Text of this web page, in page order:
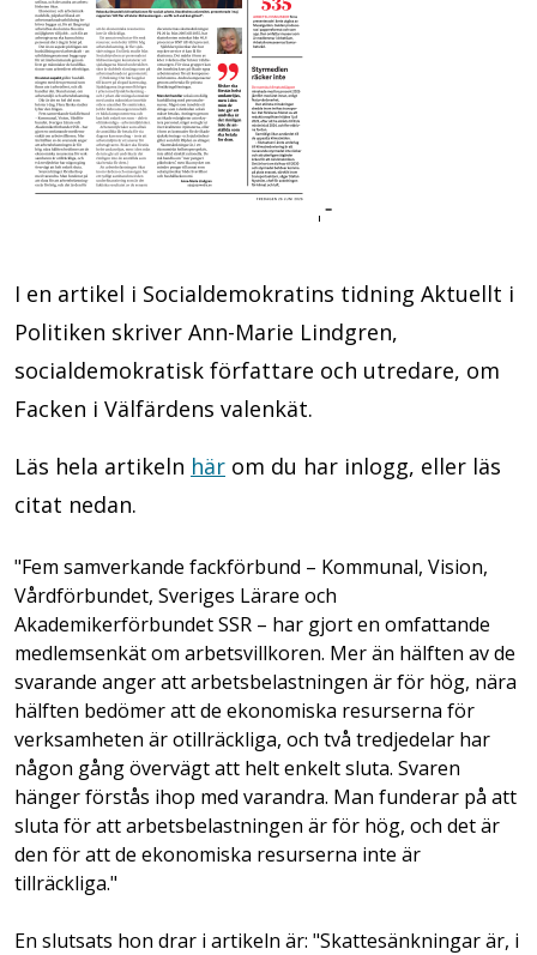
I en artikel i Socialdemokratins tidning Aktuellt i
Politiken skriver Ann-Marie Lindgren,
socialdemokratisk författare och utredare, om
Facken i Välfärdens valenkät.
Läs hela artikeln här om du har inlogg, eller läs
citat nedan.
"Fem samverkande fackförbund – Kommunal, Vision,
Vårdförbundet, Sveriges Lärare och
Akademikerförbundet SSR – har gjort en omfattande
medlemsenkät om arbetsvillkoren. Mer än hälften av de
svarande anger att arbetsbelastningen är för hög, nära
hälften bedömer att de ekonomiska resurserna för
verksamheten är otillräckliga, och två tredjedelar har
någon gång övervägt att helt enkelt sluta. Svaren
hänger förstås ihop med varandra. Man funderar på att
sluta för att arbetsbelastningen är för hög, och det är
den för att de ekonomiska resurserna inte är
tillräckliga."
En slutsats hon drar i artikeln är: "Skattesänkningar är, i